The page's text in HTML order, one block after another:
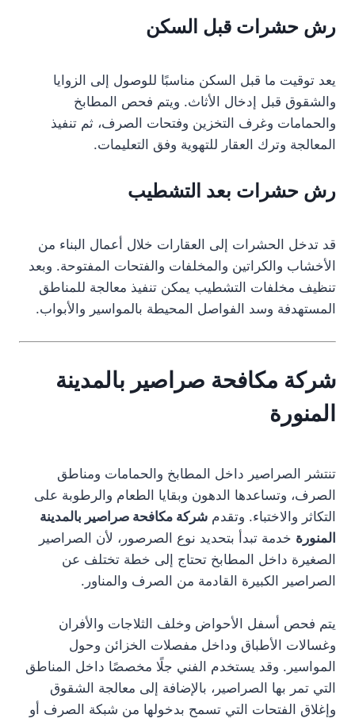
رش حشرات قبل السكن
يعد توقيت ما قبل السكن مناسبًا للوصول إلى الزوايا
والشقوق قبل إدخال الأثاث. ويتم فحص المطابخ
والحمامات وغرف التخزين وفتحات الصرف، ثم تنفيذ
المعالجة وترك العقار للتهوية وفق التعليمات.
رش حشرات بعد التشطيب
قد تدخل الحشرات إلى العقارات خلال أعمال البناء من
الأخشاب والكراتين والمخلفات والفتحات المفتوحة. وبعد
تنظيف مخلفات التشطيب يمكن تنفيذ معالجة للمناطق
المستهدفة وسد الفواصل المحيطة بالمواسير والأبواب.
شركة مكافحة صراصير بالمدينة
المنورة
تنتشر الصراصير داخل المطابخ والحمامات ومناطق
الصرف، وتساعدها الدهون وبقايا الطعام والرطوبة على
التكاثر والاختباء. وتقدم شركة مكافحة صراصير بالمدينة
المنورة خدمة تبدأ بتحديد نوع الصرصور، لأن الصراصير
الصغيرة داخل المطابخ تحتاج إلى خطة تختلف عن
الصراصير الكبيرة القادمة من الصرف والمناور.
يتم فحص أسفل الأحواض وخلف الثلاجات والأفران
وغسالات الأطباق وداخل مفصلات الخزائن وحول
المواسير. وقد يستخدم الفني جلًا مخصصًا داخل المناطق
التي تمر بها الصراصير، بالإضافة إلى معالجة الشقوق
وإغلاق الفتحات التي تسمح بدخولها من شبكة الصرف أو